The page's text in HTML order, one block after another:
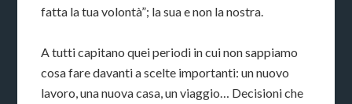
fatta la tua volontà”; la sua e non la nostra.
A tutti capitano quei periodi in cui non sappiamo
cosa fare davanti a scelte importanti: un nuovo
lavoro, una nuova casa, un viaggio… Decisioni che